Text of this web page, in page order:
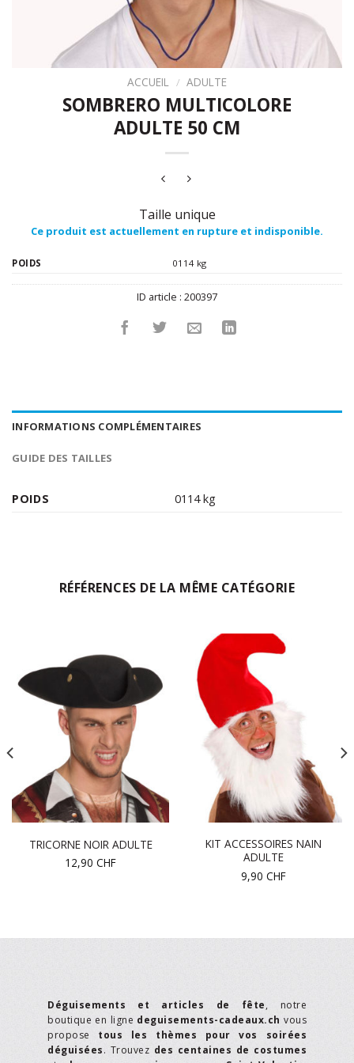
ACCUEIL / ADULTE
SOMBRERO MULTICOLORE
ADULTE 50 CM
Taille unique
Ce produit est actuellement en rupture et indisponible.
POIDS 0114 kg
ID article : 200397
INFORMATIONS COMPLÉMENTAIRES
GUIDE DES TAILLES
POIDS 0114 kg
RÉFÉRENCES DE LA MÊME CATÉGORIE
TRICORNE NOIR ADULTE
12,90 CHF
KIT ACCESSOIRES NAIN
ADULTE
9,90 CHF
Déguisements et articles de fête, notre
boutique en ligne deguisements-cadeaux.ch vous
propose tous les thèmes pour vos soirées
déguisées. Trouvez des centaines de costumes